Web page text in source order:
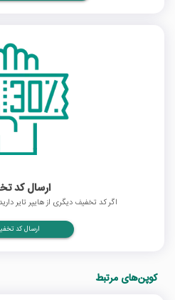
ارسال کد
اگر کد تخفیف دیگری از هایپر تایر
ارسال کد
کوپن‌های مرتبط